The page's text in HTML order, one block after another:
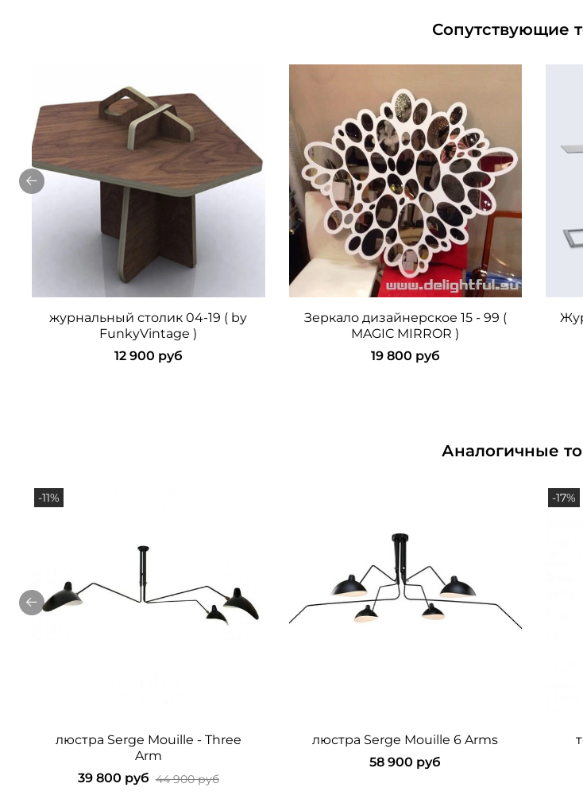
Сопутствующие
журнальный столик 04-19 ( by
FunkyVintage )
12 900 руб
Зеркало дизайнерское 15 - 99 (
MAGIC MIRROR )
19 800 руб
Аналогичные
-11%
люстра Serge Mouille - Three
Arm
39 800 руб 44 900 руб
люстра Serge Mouille 6 Arms
58 900 руб
-17%